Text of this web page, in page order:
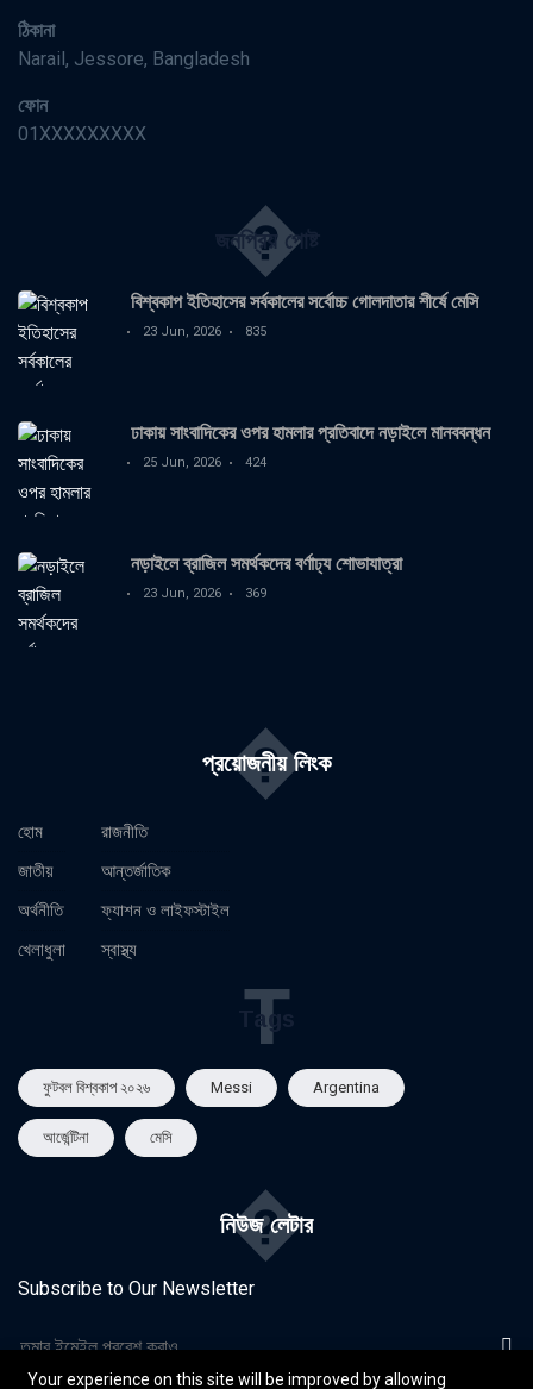
ঠিকানা
Narail, Jessore, Bangladesh
ফোন
01XXXXXXXXX
জনপ্রিয় পোষ্ট
�
বিশ্বকাপ ইতিহাসের সর্বকালের সর্বোচ্চ গোলদাতার শীর্ষে মেসি
23 Jun, 2026 835
ঢাকায় সাংবাদিকের ওপর হামলার প্রতিবাদে নড়াইলে মানববন্ধন
25 Jun, 2026 424
নড়াইলে ব্রাজিল সমর্থকদের বর্ণাঢ্য শোভাযাত্রা
23 Jun, 2026 369
প্রয়োজনীয় লিংক
�
হোম
জাতীয়
অর্থনীতি
খেলাধুলা
রাজনীতি
আন্তর্জাতিক
ফ্যাশন ও লাইফস্টাইল
স্বাস্থ্য
Tags
T
ফুটবল বিশ্বকাপ ২০২৬ Messi Argentina
আর্জেন্টিনা মেসি
নিউজ লেটার
�
Subscribe to Our Newsletter
Your experience on this site will be improved by allowing